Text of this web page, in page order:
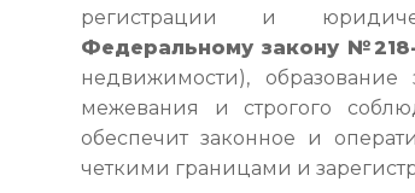
регистрации и
Федеральному закону
недвижимости), образование
межевания и строгого
обеспечит законное и
четкими границами и